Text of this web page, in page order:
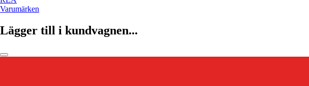
Varumärken
Lägger till i kundvagnen...